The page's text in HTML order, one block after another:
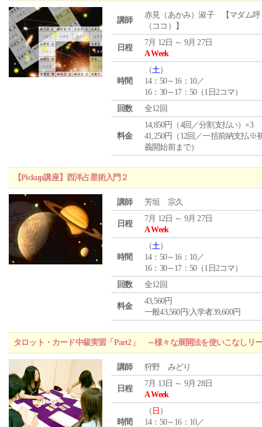
講師
赤見（あかみ）淑子 【マダム呼
（ココ）】
日程
7月 12日 ～ 9月 27日
A Week
時間
（土）
14：50～16：10／
16：30～17：50（1日2コマ）
回数
全12回
料金
14,850円（4回／分割支払い）×3
41,250円（12回／一括前納支払※
義開始前まで）
【Pickup講座】西洋占星術入門２
講師 芳垣 宗久
日程
7月 12日 ～ 9月 27日
A Week
時間
（土）
14：50～16：10／
16：30～17：50（1日2コマ）
回数
全12回
料金
43,560円
一般43,560円/入学者39,600円
タロット・カード中級実習「Part2」 ～様々な展開法を使いこなしリ
講師 狩野 みどり
日程
7月 13日 ～ 9月 28日
A Week
時間
（ 日 ）
14：50～16：10／